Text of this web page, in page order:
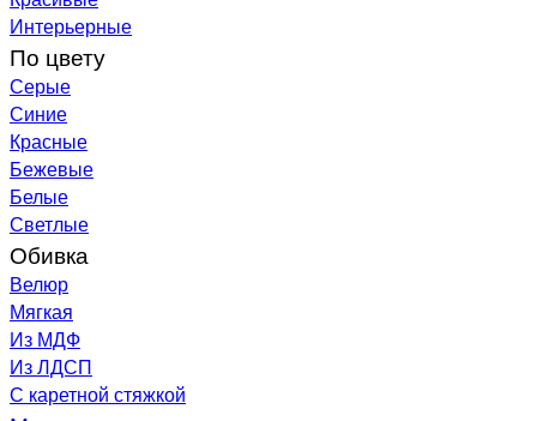
Интерьерные
По цвету
Серые
Синие
Красные
Бежевые
Белые
Светлые
Обивка
Велюр
Мягкая
Из МДФ
Из ЛДСП
С каретной стяжкой